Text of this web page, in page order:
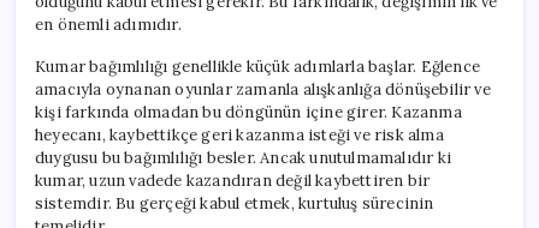
en önemli adımıdır.
Kumar bağımlılığı genellikle küçük adımlarla başlar. Eğlence
amacıyla oynanan oyunlar zamanla alışkanlığa dönüşebilir ve
kişi farkında olmadan bu döngünün içine girer. Kazanma
heyecanı, kaybettikçe geri kazanma isteği ve risk alma
duygusu bu bağımlılığı besler. Ancak unutulmamalıdır ki
kumar, uzun vadede kazandıran değil kaybettiren bir
sistemdir. Bu gerçeği kabul etmek, kurtuluş sürecinin